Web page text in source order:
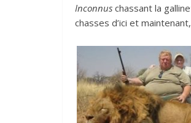
Inconnus chassant la
chasses d’ici et